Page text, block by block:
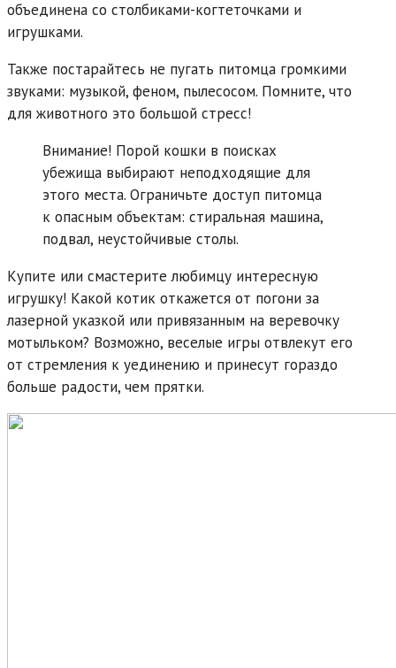
объединена со столбиками-когтеточками и
игрушками.
Также постарайтесь не пугать питомца громкими
звуками: музыкой, феном, пылесосом. Помните, что
для животного это большой стресс!
Внимание! Порой кошки в поисках
убежища выбирают неподходящие для
этого места. Ограничьте доступ питомца
к опасным объектам: стиральная машина,
подвал, неустойчивые столы.
Купите или смастерите любимцу интересную
игрушку! Какой котик откажется от погони за
лазерной указкой или привязанным на веревочку
мотыльком? Возможно, веселые игры отвлекут его
от стремления к уединению и принесут гораздо
больше радости, чем прятки.